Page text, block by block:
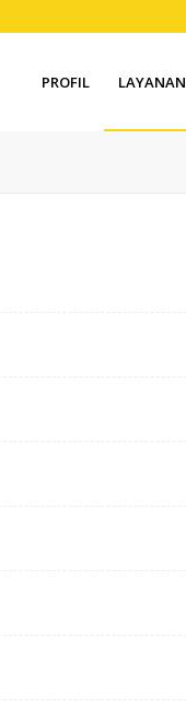
PROFIL LAYANAN